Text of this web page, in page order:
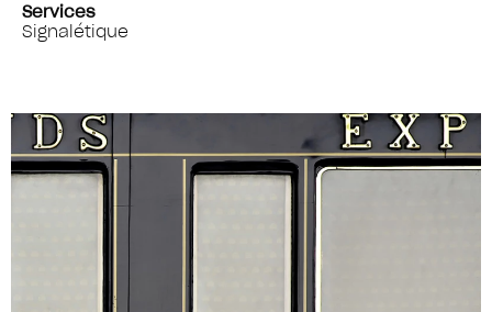
Services
Signalétique